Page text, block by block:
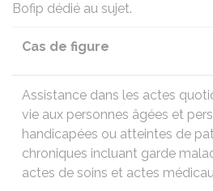
Bofip dédié au sujet.
Cas de figure
Assistance dans les actes
vie aux personnes âgées et
handicapées ou atteintes de
chroniques incluant garde
actes de soins et actes